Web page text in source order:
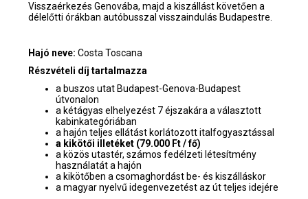
Visszaérkezés Genovába, majd a kiszállást követően a
délelőtti órákban autóbusszal visszaindulás Budapestre.
Hajó neve: Costa Toscana
Részvételi díj tartalmazza
a buszos utat Budapest-Genova-Budapest
útvonalon
a kétágyas elhelyezést 7 éjszakára a választott
kabinkategóriában
a hajón teljes ellátást korlátozott italfogyasztással
a kikötői illetéket (79.000 Ft / fő)
a közös utastér, számos fedélzeti létesítmény
használatát a hajón
a kikötőben a csomaghordást be- és kiszálláskor
a magyar nyelvű idegenvezetést az út teljes idejére